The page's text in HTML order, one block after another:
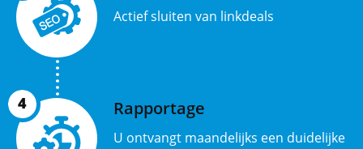
Actief sluiten van linkdeals
4 Rapportage
U ontvangt maandelijks een duidelijke